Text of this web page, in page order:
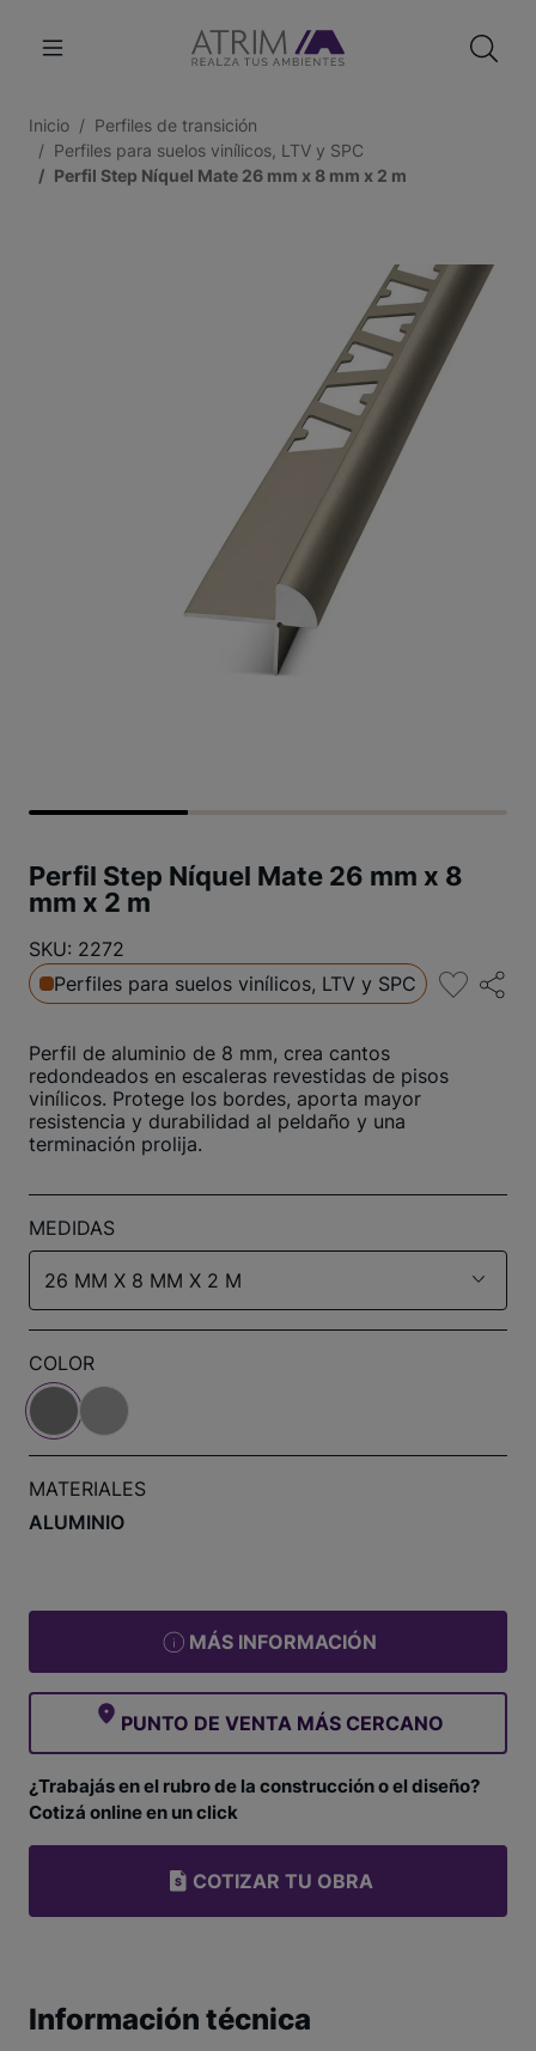
Inicio
Perfiles de transición
Perfiles para suelos vinílicos, LTV y SPC
Perfil Step Níquel Mate 26 mm x 8 mm x 2 m
Perfil Step Níquel Mate 26 mm x 8
mm x 2 m
SKU: 2272
Perfiles para suelos vinílicos, LTV y SPC
Perfil de aluminio de 8 mm, crea cantos
redondeados en escaleras revestidas de pisos
vinílicos. Protege los bordes, aporta mayor
resistencia y durabilidad al peldaño y una
terminación prolija.
MEDIDAS
26 MM X 8 MM X 2 M
COLOR
MATERIALES
ALUMINIO
MÁS INFORMACIÓN
PUNTO DE VENTA MÁS CERCANO
¿Trabajás en el rubro de la construcción o el diseño?
Cotizá online en un click
COTIZAR TU OBRA
Información técnica